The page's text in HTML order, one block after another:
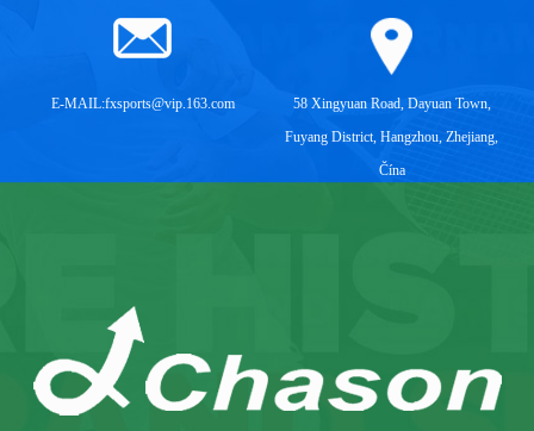
E-MAIL:fxsports@vip.163.com
58 Xingyuan Road, Dayuan Town,
Fuyang District, Hangzhou, Zhejiang,
Čína